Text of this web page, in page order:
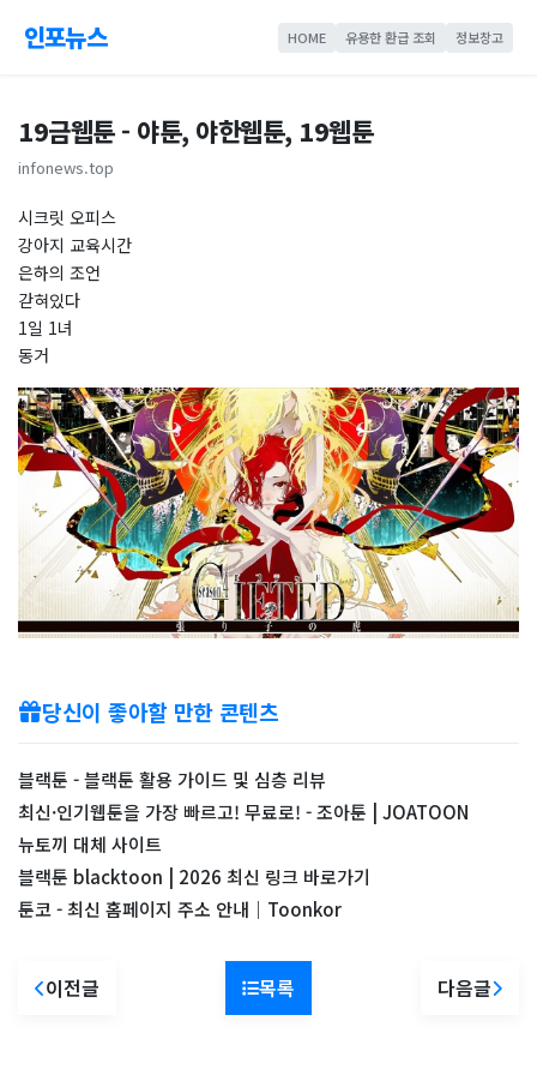
인포뉴스 HOME 유용한 환급 조회 정보창고
19금웹툰 - 야툰, 야한웹툰, 19웹툰
infonews.top
시크릿 오피스
강아지 교육시간
은하의 조언
갇혀있다
1일 1녀
동거
당신이 좋아할 만한 콘텐츠
블랙툰 - 블랙툰 활용 가이드 및 심층 리뷰
최신·인기웹툰을 가장 빠르고! 무료로! - 조아툰 | JOATOON
뉴토끼 대체 사이트
블랙툰 blacktoon | 2026 최신 링크 바로가기
툰코 - 최신 홈페이지 주소 안내｜Toonkor
이전글 목록 다음글